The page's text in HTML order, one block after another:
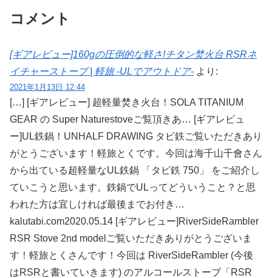
コメント
[ギアレビュー]160gの圧倒的な軽さ!チタン焚火台 RSRネ
イチャーストーブ | 軽旅 -ULでアウトドア- より:
2021年1月13日 12:44
[…] [ギアレビュー] 超軽量焚き火台！SOLA TITANIUM
GEAR の Super Naturestoveご覧頂きあ… [ギアレビュ
ー]UL鉄鍋！UNHALF DRAWING タビ鉄ご覧いただきあり
がとうございます！軽旅とくです。今回は海千山千會さん
から出ている超軽量なUL鉄鍋 「タビ鉄 750」 をご紹介し
ていこうと思います。鉄鍋でULってどういうこと？と思
われた方は宜しければ最後までお付き…
kalutabi.com2020.05.14 [ギアレビュー]RiverSideRambler
RSR Stove 2nd modelご覧いただきありがとうございま
す！軽旅とくさんです！今回は RiverSideRambler (今後
はRSRと書いていきます) のアルコールストーブ「RSR